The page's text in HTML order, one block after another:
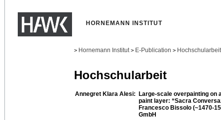
HORNEMANN INSTITUT
> Hornemann Institut > E-Publication >
Hochschularbeit
Annegret Klara Alesi: Large-scale overpainting on
paint layer: “Sacra
Francesco Bissolo (~1470-
GmbH